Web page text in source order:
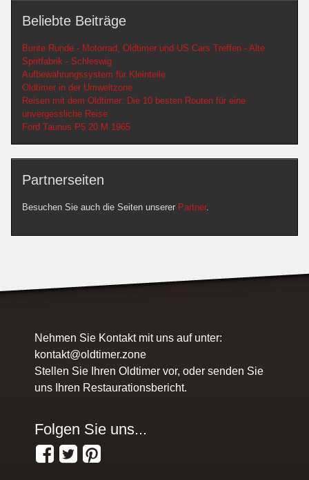
Beliebte Beiträge
Bunte Runde - Motorrad, Oldtimer und US Cars Treffen - Alte
Spritfabrik - Schleswig
Aufbewahrungssystem für Kleinteile
Oldtimer in der Umweltzone
Reisen mit dem Oldtimer: Die 10 besten Routen für eine
unvergessliche Reise
Ford Taunus P5 20 M 1965
Partnerseiten
Besuchen Sie auch die Seiten unserer Partner.
Nehmen Sie Kontakt mit uns auf unter:
kontakt@oldtimer.zone
Stellen Sie Ihren Oldtimer vor, oder senden Sie
uns Ihren Restaurationsbericht.
Folgen Sie uns...